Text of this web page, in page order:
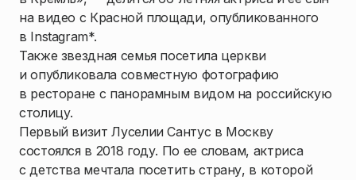
на видео с Красной площади, опубликованного
в Instagram*.
Также звездная семья посетила церкви
и опубликовала совместную фотографию
в ресторане с панорамным видом на российскую
столицу.
Первый визит Луселии Сантус в Москву
состоялся в 2018 году. По ее словам, актриса
с детства мечтала посетить страну, в которой